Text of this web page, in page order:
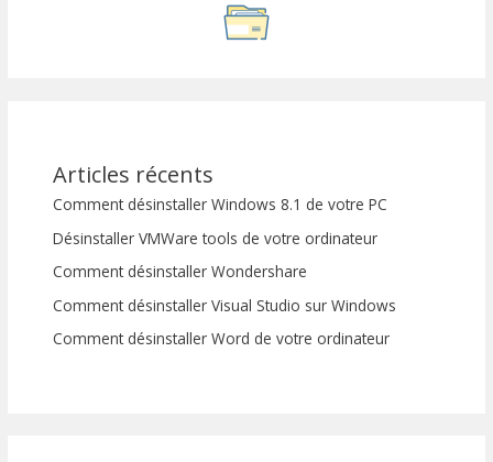
Articles récents
Comment désinstaller Windows 8.1 de votre PC
Désinstaller VMWare tools de votre ordinateur
Comment désinstaller Wondershare
Comment désinstaller Visual Studio sur Windows
Comment désinstaller Word de votre ordinateur